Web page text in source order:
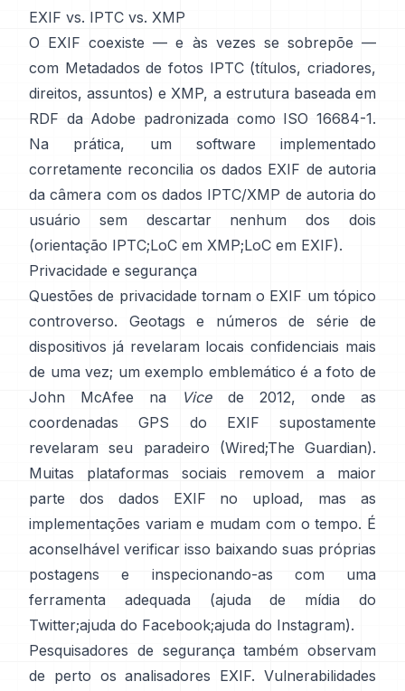
EXIF vs. IPTC vs. XMP
O EXIF coexiste — e às vezes se sobrepõe —
com Metadados de fotos IPTC(títulos, criadores,
direitos, assuntos) eXMP, a estrutura baseada em
RDF da Adobe padronizada como ISO 16684-1.
Na prática, um software implementado
corretamente reconcilia os dados EXIF de autoria
da câmera com os dados IPTC/XMP de autoria do
usuário sem descartar nenhum dos dois
(orientação IPTC;LoC em XMP;LoC em EXIF).
Privacidade e segurança
Questões de privacidade tornam o EXIF um tópico
controverso. Geotags e números de série de
dispositivos já revelaram locais confidenciais mais
de uma vez; um exemplo emblemático é a foto de
John McAfee na
Vicede 2012, onde as
coordenadas GPS do EXIF supostamente
revelaram seu paradeiro (Wired;The Guardian).
Muitas plataformas sociais removem a maior
parte dos dados EXIF no upload, mas as
implementações variam e mudam com o tempo. É
aconselhável verificar isso baixando suas próprias
postagens e inspecionando-as com uma
ferramenta adequada (ajuda de mídia do
Twitter;ajuda do Facebook;ajuda do Instagram).
Pesquisadores de segurança também observam
de perto os analisadores EXIF. Vulnerabilidades